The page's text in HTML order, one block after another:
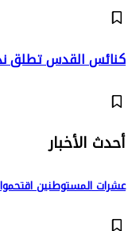
كنائس القدس تطلق
أحدث الأخبار
عشرات المستوطنين